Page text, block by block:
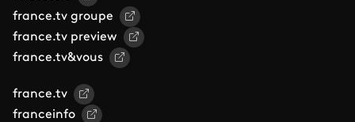
france.tv groupe
france.tv preview
france.tv&vous
france.tv
franceinfo